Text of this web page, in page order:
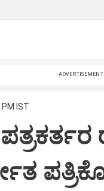
ADVERTISEMENT
IST